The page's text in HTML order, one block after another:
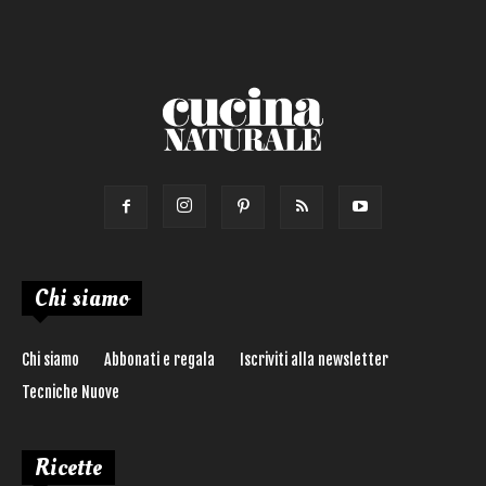
Chi siamo
Chi siamo Abbonati e regala
Iscriviti alla newsletter
Tecniche Nuove
Ricette